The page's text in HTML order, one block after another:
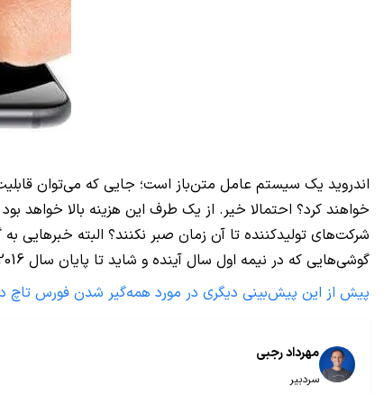
اندروید یک سیستم عامل متن‌باز است؛ جایی که می‌توان
خواهند کرد؟ احتمالا خیر. از یک طرف این هزینه بالا
شرکت‌های تولیدکننده تا آن زمان صبر نکنند؟ البته خبرهایی
گوشی‌هایی که در نیمه اول سال آینده و شاید تا پایان سال 2016 به فورس تاچ مجهز شوند از انگشتان دو دست بیشتر شود.
پیش از این پیش‌بینی دیگری در مورد همه‌گیر شدن فورس تاچ
مهرداد رجبی
سردبیر